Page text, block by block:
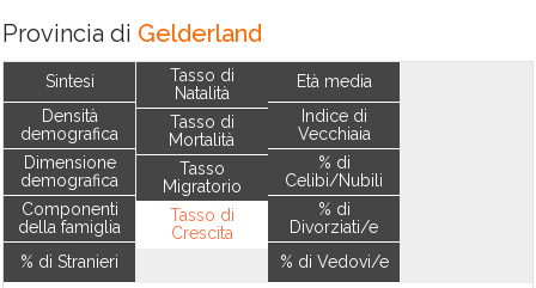
Provincia di Gelderland
Sintesi
Densità
demografica
Dimensione
demografica
Componenti
della famiglia
% di Stranieri
Tasso di
Natalità
Tasso di
Mortalità
Tasso
Migratorio
Tasso di
Crescita
Età media
Indice di
Vecchiaia
% di
Celibi/Nubili
% di
Divorziati/e
% di Vedovi/e